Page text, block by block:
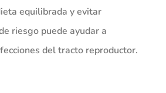
equilibrada y evitar
riesgo puede ayudar a
del tracto reproductor.